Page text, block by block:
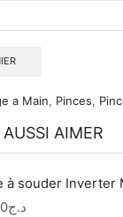
a Main, Pinces,
AIMER
د.ج